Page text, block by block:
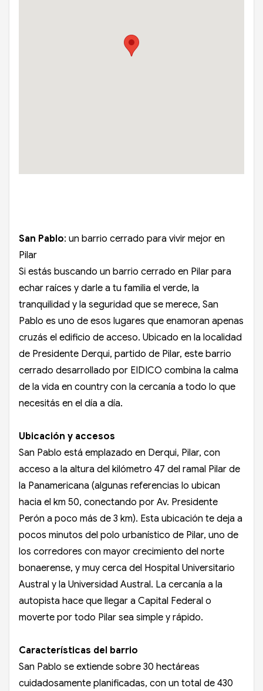
San Pablo: un barrio cerrado para vivir mejor en
Pilar
Si estás buscando un barrio cerrado en Pilar para
echar raíces y darle a tu familia el verde, la
tranquilidad y la seguridad que se merece, San
Pablo es uno de esos lugares que enamoran apenas
cruzás el edificio de acceso. Ubicado en la localidad
de Presidente Derqui, partido de Pilar, este barrio
cerrado desarrollado por EIDICO combina la calma
de la vida en country con la cercanía a todo lo que
necesitás en el día a día.
Ubicación y accesos
San Pablo está emplazado en Derqui, Pilar, con
acceso a la altura del kilómetro 47 del ramal Pilar de
la Panamericana (algunas referencias lo ubican
hacia el km 50, conectando por Av. Presidente
Perón a poco más de 3 km). Esta ubicación te deja a
pocos minutos del polo urbanístico de Pilar, uno de
los corredores con mayor crecimiento del norte
bonaerense, y muy cerca del Hospital Universitario
Austral y la Universidad Austral. La cercanía a la
autopista hace que llegar a Capital Federal o
moverte por todo Pilar sea simple y rápido.
Características del barrio
San Pablo se extiende sobre 30 hectáreas
cuidadosamente planificadas, con un total de 430